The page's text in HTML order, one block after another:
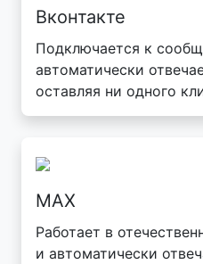
Вконтакте
Подключается к
автоматически
оставляя ни одного
MAX
Работает в
и автоматически